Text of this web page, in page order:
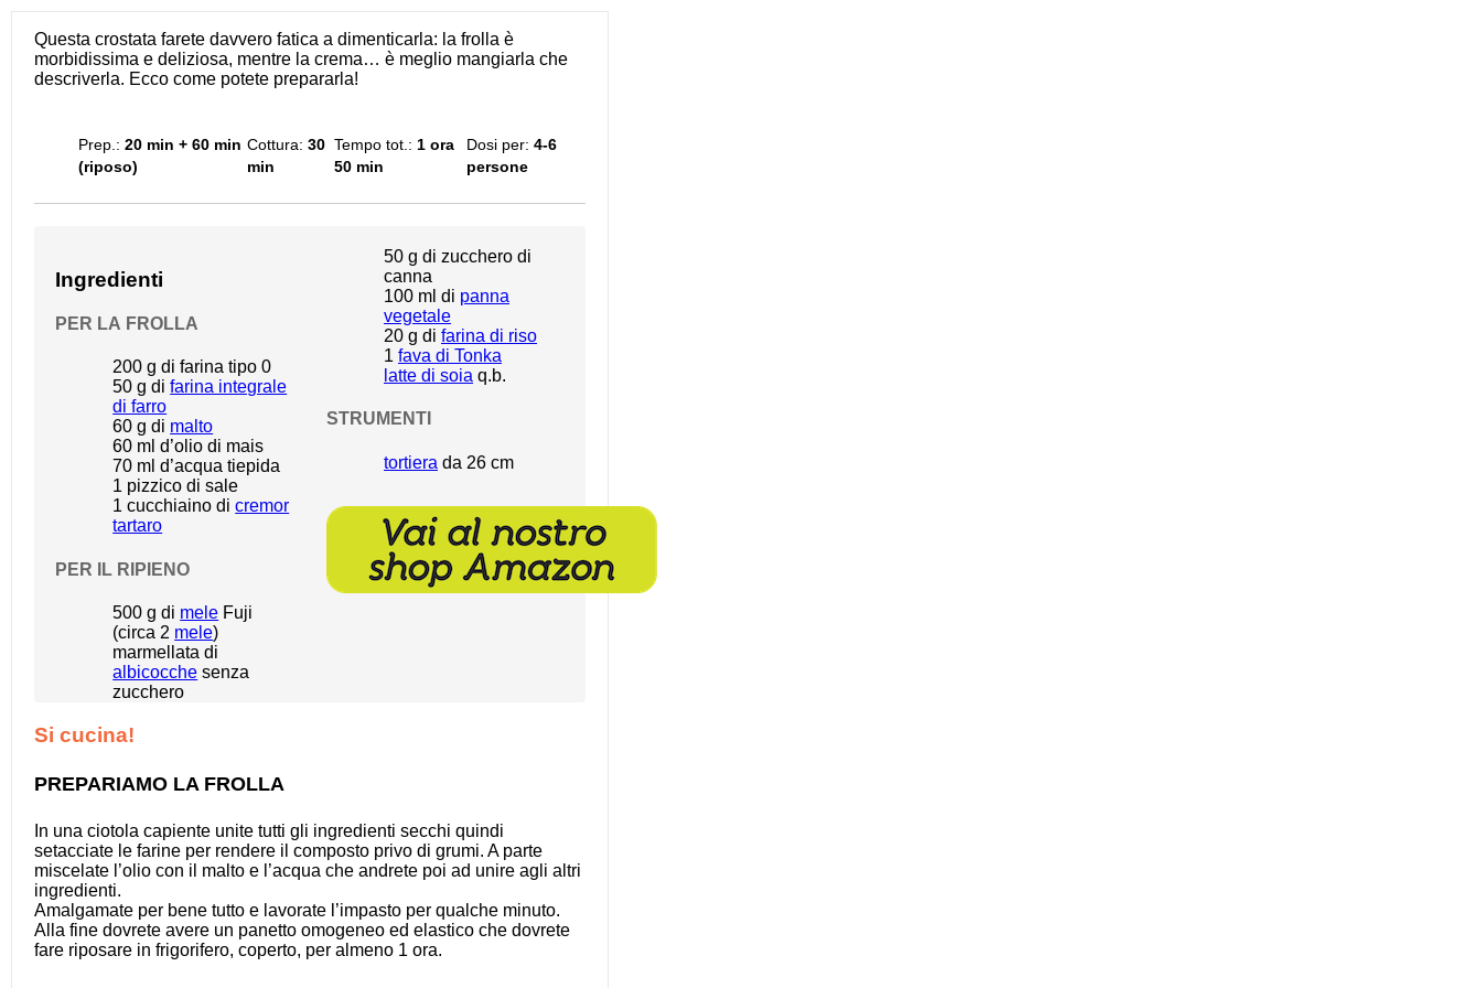
Questa crostata farete davvero fatica a dimenticarla: la frolla è
morbidissima e deliziosa, mentre la crema… è meglio mangiarla che
descriverla. Ecco come potete prepararla!
Prep.: 20 min + 60 min
(riposo)
Cottura: 30
min
Tempo tot.: 1 ora
50 min
Dosi per: 4-6
persone
Ingredienti
PER LA FROLLA
200 g di farina tipo 0
50 g difarina integrale
di farro
60 g di malto
60 ml d’olio di mais
70 ml d’acqua tiepida
1 pizzico di sale
1 cucchiaino dicremor
tartaro
PER IL RIPIENO
500 g di mele Fuji
(circa 2 mele)
marmellata di
albicocche senza
zucchero
50 g di zucchero di
canna
100 ml di panna
vegetale
20 g di farina di riso
1 fava di Tonka
latte di soia q.b.
STRUMENTI
tortiera da 26 cm
Si cucina!
PREPARIAMO LA FROLLA
In una ciotola capiente unite tutti gli ingredienti secchi quindi
setacciate le farine per rendere il composto privo di grumi. A parte
miscelate l’olio con il malto e l’acqua che andrete poi ad unire agli altri
ingredienti.
Amalgamate per bene tutto e lavorate l’impasto per qualche minuto.
Alla fine dovrete avere un panetto omogeneo ed elastico che dovrete
fare riposare in frigorifero, coperto, per almeno 1 ora.